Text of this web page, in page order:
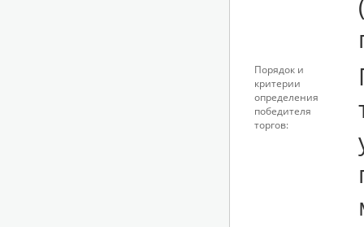
Порядок и
критерии
определения
победителя
торгов: